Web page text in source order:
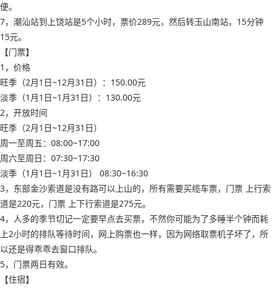
便。
7，潮汕站到上饶站是5个小时，票价289元，然后转玉山南站，15分钟
15元。
【门票】
1，价格
旺季（2月1日~12月31日）：150.00元
淡季（1月1日~1月31日）：130.00元
2，开放时间
旺季（2月1日~12月31日）
周一至周五：08:00~17:00
周六至周日：07:30~17:30
淡季（1月1日~1月31日） 08:30~16:30
3，东部金沙索道是没有路可以上山的，所有需要买缆车票，门票 上行索
道是220元，门票 上下行索道是275元。
4，人多的季节切记一定要早点去买票，不然你可能为了多睡半个钟而耗
上2小时的排队等待时间，网上购票也一样，因为网络取票机子坏了，所
以还是得乖乖去窗口排队。
5，门票两日有效。
【住宿】